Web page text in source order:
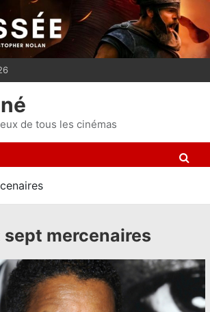
de tous les cinémas
sept mercenaires